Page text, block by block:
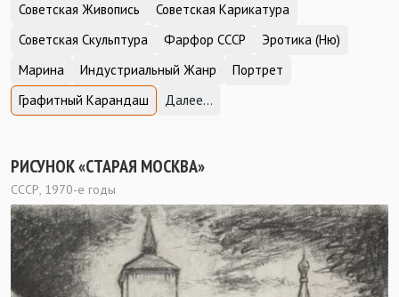
Советская Живопись
Советская Карикатура
Советская Скульптура
Фарфор СССР
Эротика (Ню)
Марина
Индустриальный Жанр
Портрет
Графитный Карандаш
Далее...
РИСУНОК «СТАРАЯ МОСКВА»
СССР, 1970-е годы